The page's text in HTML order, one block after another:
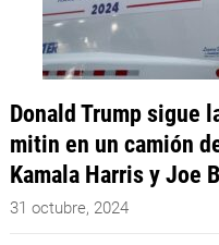
Donald Trump sigue
mitin en un camión
Kamala Harris y Joe
31 octubre, 2024